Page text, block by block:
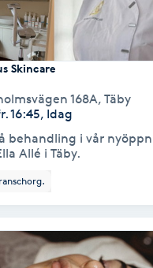
Skincare
168A, Täby
16:45, Idag
behandling i vår
Allé i Täby.